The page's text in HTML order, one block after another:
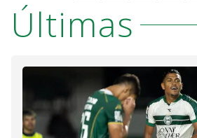
Últimas